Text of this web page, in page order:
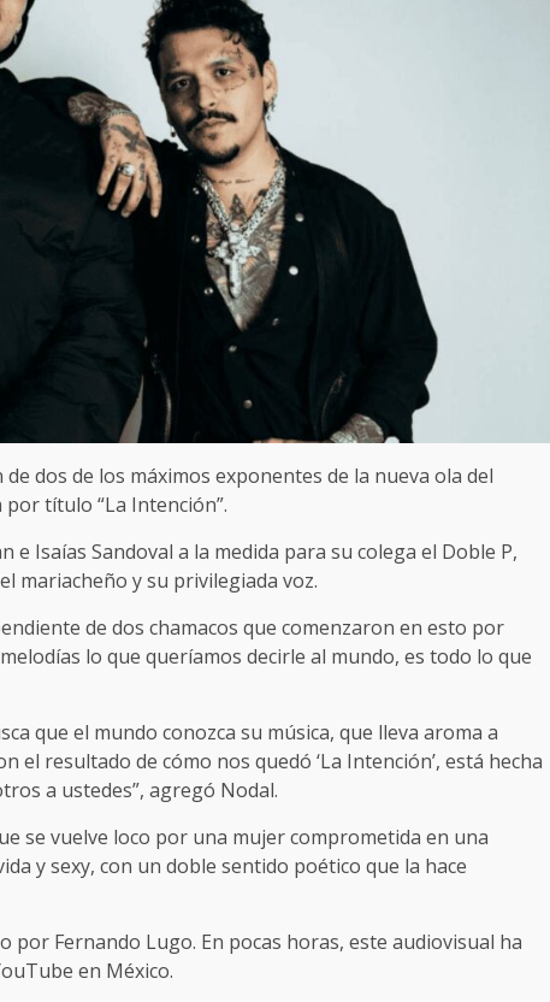
dos de los máximos exponentes de la nueva ola del
título “La Intención”.
Isaías Sandoval a la medida para su colega el Doble P,
mariacheño y su privilegiada voz.
de dos chamacos que comenzaron en esto por
lo que queríamos decirle al mundo, es todo lo que
que el mundo conozca su música, que lleva aroma a
el resultado de cómo nos quedó ‘La Intención’, está hecha
a ustedes”, agregó Nodal.
se vuelve loco por una mujer comprometida en una
y sexy, con un doble sentido poético que la hace
por Fernando Lugo. En pocas horas, este audiovisual ha
en México.